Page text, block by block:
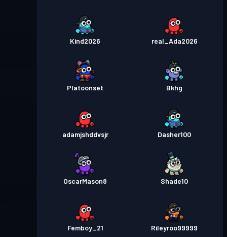
Kind2026 real_Ada2026
Platoonset Bkhg
adamjshddvsjr Dasher100
OscarMason8 Shade10
Femboy_21 Rileyroo99999